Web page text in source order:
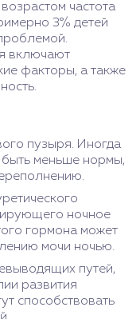
частота
3% детей
включают
факторы, а также
пузыря. Иногда
меньше нормы,
ночное
гормона может
мочи ночью.
путей,
развития
способствовать